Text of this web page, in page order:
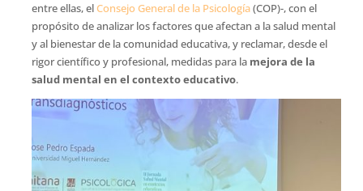
entre ellas, elConsejo General de la Psicología(COP)-, con el
propósito de analizar los factores que afectan a la salud mental
y al bienestar de la comunidad educativa, y reclamar, desde el
rigor científico y profesional, medidas para la mejora de la
salud mental en el contexto educativo.